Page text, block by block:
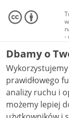
-
Dbamy o
prawidłowego
analizy ruchu i
możemy lepiej